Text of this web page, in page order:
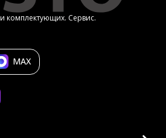
комплектующих. Сервис.
MAX